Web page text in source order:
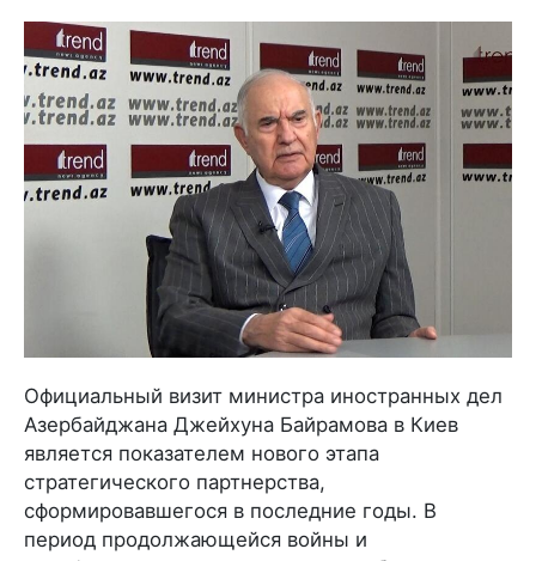
Официальный визит министра иностранных дел
Азербайджана Джейхуна Байрамова в Киев
является показателем нового этапа
стратегического партнерства,
сформировавшегося в последние годы. В
период продолжающейся войны и